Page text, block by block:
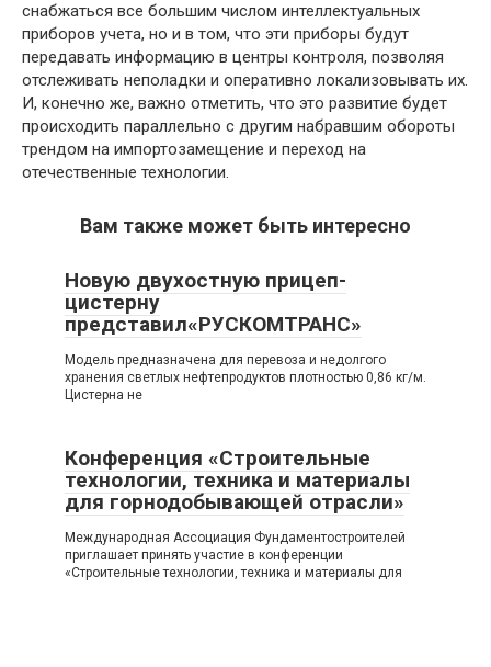
снабжаться все большим числом интеллектуальных
приборов учета, но и в том, что эти приборы будут
передавать информацию в центры контроля, позволяя
отслеживать неполадки и оперативно локализовывать их.
И, конечно же, важно отметить, что это развитие будет
происходить параллельно с другим набравшим обороты
трендом на импортозамещение и переход на
отечественные технологии.
Вам также может быть интересно
Новую двухостную прицеп-
цистерну
представил«РУСКОМТРАНС»
Модель предназначена для перевоза и недолгого
хранения светлых нефтепродуктов плотностью 0,86 кг/м.
Цистерна не
Конференция «Строительные
технологии, техника и материалы
для горнодобывающей отрасли»
Международная Ассоциация Фундаментостроителей
приглашает принять участие в конференции
«Строительные технологии, техника и материалы для